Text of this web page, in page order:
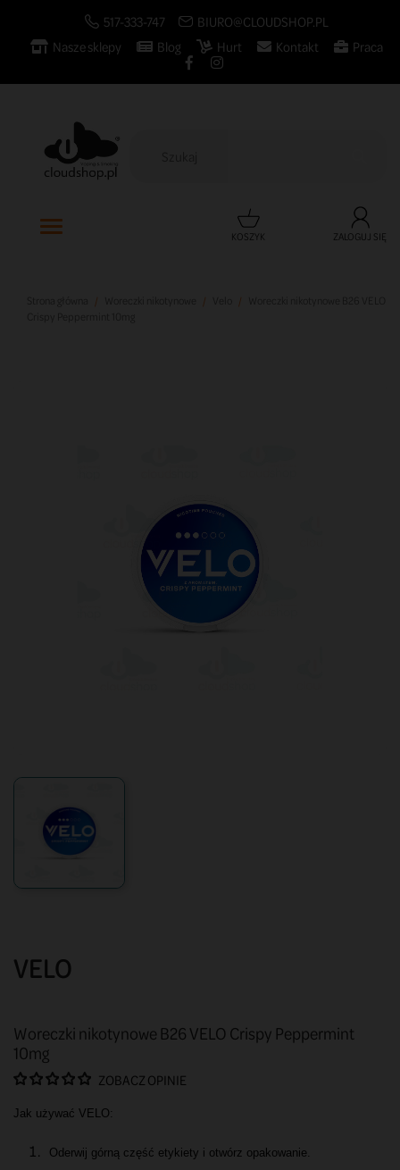
517-333-747
BIURO@CLOUDSHOP.PL
Nasze sklepy
Blog Hurt Kontakt Praca
KOSZYK ZALOGUJ SIĘ
VELO
Woreczki nikotynowe B26 VELO Crispy Peppermint
10mg
ZOBACZ OPINIE
Jak używać VELO:
Oderwij górną część etykiety i otwórz opakowanie.